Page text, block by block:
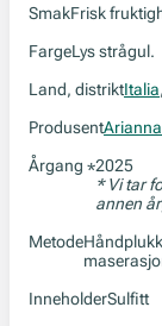
SmakFrisk
FargeLys strågul.
Land, distriktItalia,
Produsent
Årgang *2025
* Vi tar
annen
Metode
InneholderSulfitt